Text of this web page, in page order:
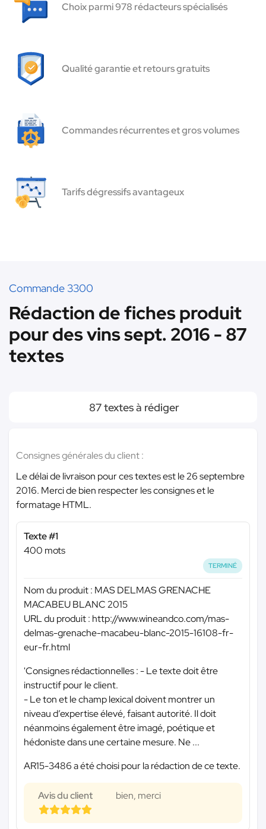
Choix parmi 978 rédacteurs spécialisés
Qualité garantie et retours gratuits
Commandes récurrentes et gros volumes
Tarifs dégressifs avantageux
Commande 3300
Rédaction de fiches produit
pour des vins sept. 2016 - 87
textes
87 textes à rédiger
Consignes générales du client :
Le délai de livraison pour ces textes est le 26 septembre
2016. Merci de bien respecter les consignes et le
formatage HTML.
Texte #1
400 mots
TERMINÉ
Nom du produit : MAS DELMAS GRENACHE
MACABEU BLANC 2015
URL du produit : http://www.wineandco.com/mas-
delmas-grenache-macabeu-blanc-2015-16108-fr-
eur-fr.html
'Consignes rédactionnelles : - Le texte doit être
instructif pour le client.
- Le ton et le champ lexical doivent montrer un
niveau d’expertise élevé, faisant autorité. Il doit
néanmoins également être imagé, poétique et
hédoniste dans une certaine mesure. Ne ...
AR15-3486 a été choisi pour la rédaction de ce texte.
Avis du client bien, merci